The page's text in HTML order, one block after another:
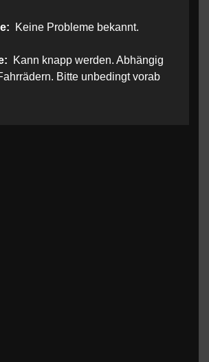
Keine Probleme bekannt.
Kann knapp werden. Abhängig
Bitte unbedingt vorab